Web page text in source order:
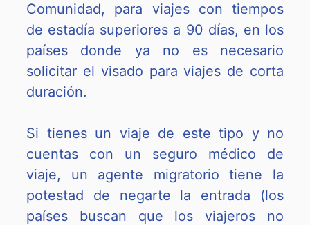
Comunidad, para viajes con tiempos
de estadía superiores a 90 días, en los
países donde ya no es necesario
solicitar el visado para viajes de corta
duración.
Si tienes un viaje de este tipo y no
cuentas con un seguro médico de
viaje, un agente migratorio tiene la
potestad de negarte la entrada (los
países buscan que los viajeros no